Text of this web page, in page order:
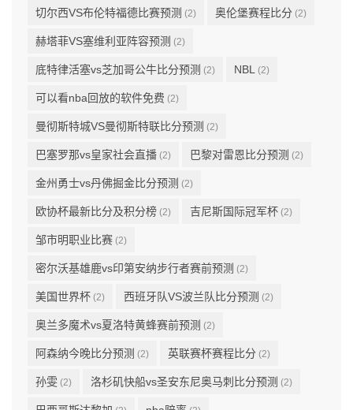
切尔西VS布伦特福德比赛预测 (2) 奥伦堡赛程比分 (2)
赫塔菲VS塞维利亚阵容预测 (2)
底特律活塞vs芝加哥公牛比分预测 (2) NBL (2)
可以看nba回放的软件免费 (2)
曼彻斯特城VS曼彻斯特联比分预测 (2)
巴塞罗那vs皇家社会直播 (2) 巴黎对雷恩比分预测 (2)
金州勇士vs丹佛掘金比分预测 (2)
欧协杯最新比分及积分榜 (2) 吉尼斯国际冠军杯 (2)
邹市明职业比赛 (2)
密尔沃基雄鹿vs印第安纳步行者赛前预测 (2)
美国世界杯 (2) 西班牙队VS波兰队比分预测 (2)
奥兰多魔术vs夏洛特黄蜂赛前预测 (2)
阿森纳今晚比分预测 (2) 英联赛杯赛程比分 (2)
孙雯 (2) 洛杉矶快船vs圣安东尼奥马刺比分预测 (2)